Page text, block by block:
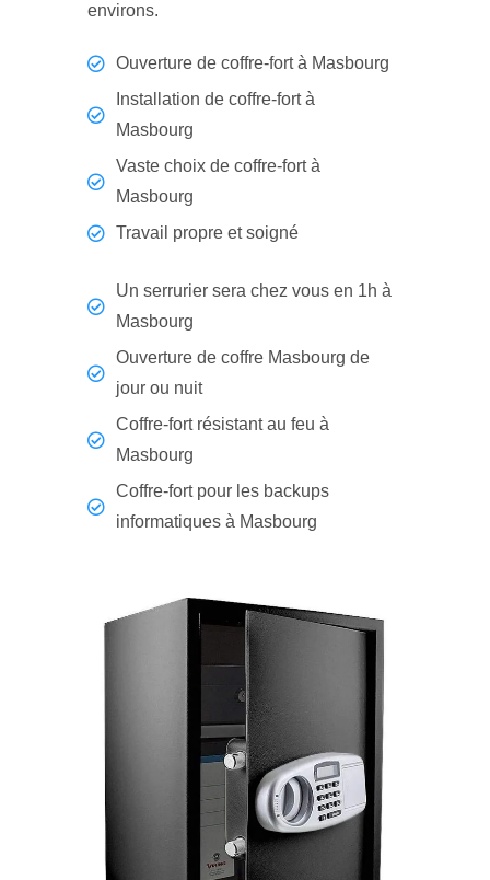
environs.
Ouverture de coffre-fort à Masbourg
Installation de coffre-fort à
Masbourg
Vaste choix de coffre-fort à
Masbourg
Travail propre et soigné
Un serrurier sera chez vous en 1h à
Masbourg
Ouverture de coffre Masbourg de
jour ou nuit
Coffre-fort résistant au feu à
Masbourg
Coffre-fort pour les backups
informatiques à Masbourg